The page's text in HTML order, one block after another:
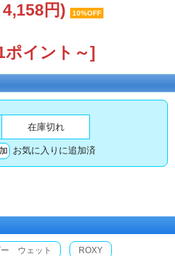
円) 10%OFF
イント～]
在庫切れ
お気に入りに追加済
ー ウェット ROXY